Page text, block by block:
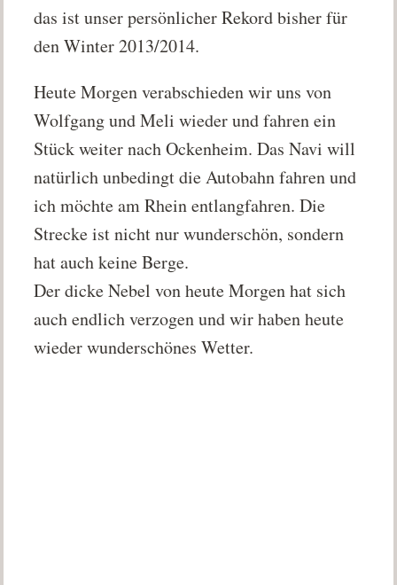
das ist unser persönlicher Rekord bisher für
den Winter 2013/2014.
Heute Morgen verabschieden wir uns von
Wolfgang und Meli wieder und fahren ein
Stück weiter nach Ockenheim. Das Navi will
natürlich unbedingt die Autobahn fahren und
ich möchte am Rhein entlangfahren. Die
Strecke ist nicht nur wunderschön, sondern
hat auch keine Berge.
Der dicke Nebel von heute Morgen hat sich
auch endlich verzogen und wir haben heute
wieder wunderschönes Wetter.